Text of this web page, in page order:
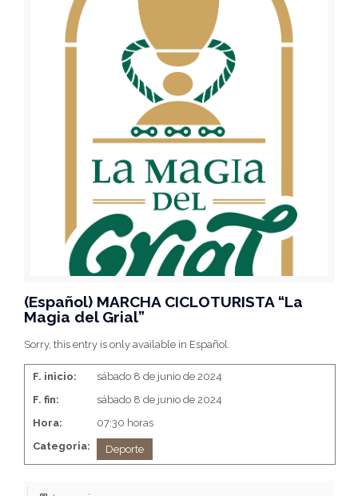
(Español) MARCHA CICLOTURISTA “La
Magia del Grial”
Sorry, this entry is only available in Español.
F. inicio:
sábado 8 de junio de 2024
F. fin:
sábado 8 de junio de 2024
Hora:
07:30 horas
Categoria:
Deporte